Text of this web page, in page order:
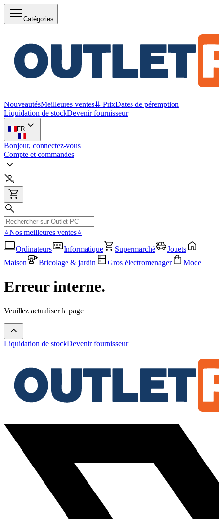
Catégories
NouveautésMeilleures ventes⇊ PrixDates de péremption
Liquidation de stockDevenir fournisseur
FR
Bonjour, connectez-vous
Compte et commandes
⭐Nos meilleures ventes⭐
Ordinateurs
Informatique Supermarché
Jouets
Maison
Bricolage & jardin Gros électroménager Mode
Erreur interne.
Veuillez actualiser la page
Liquidation de stockDevenir fournisseur